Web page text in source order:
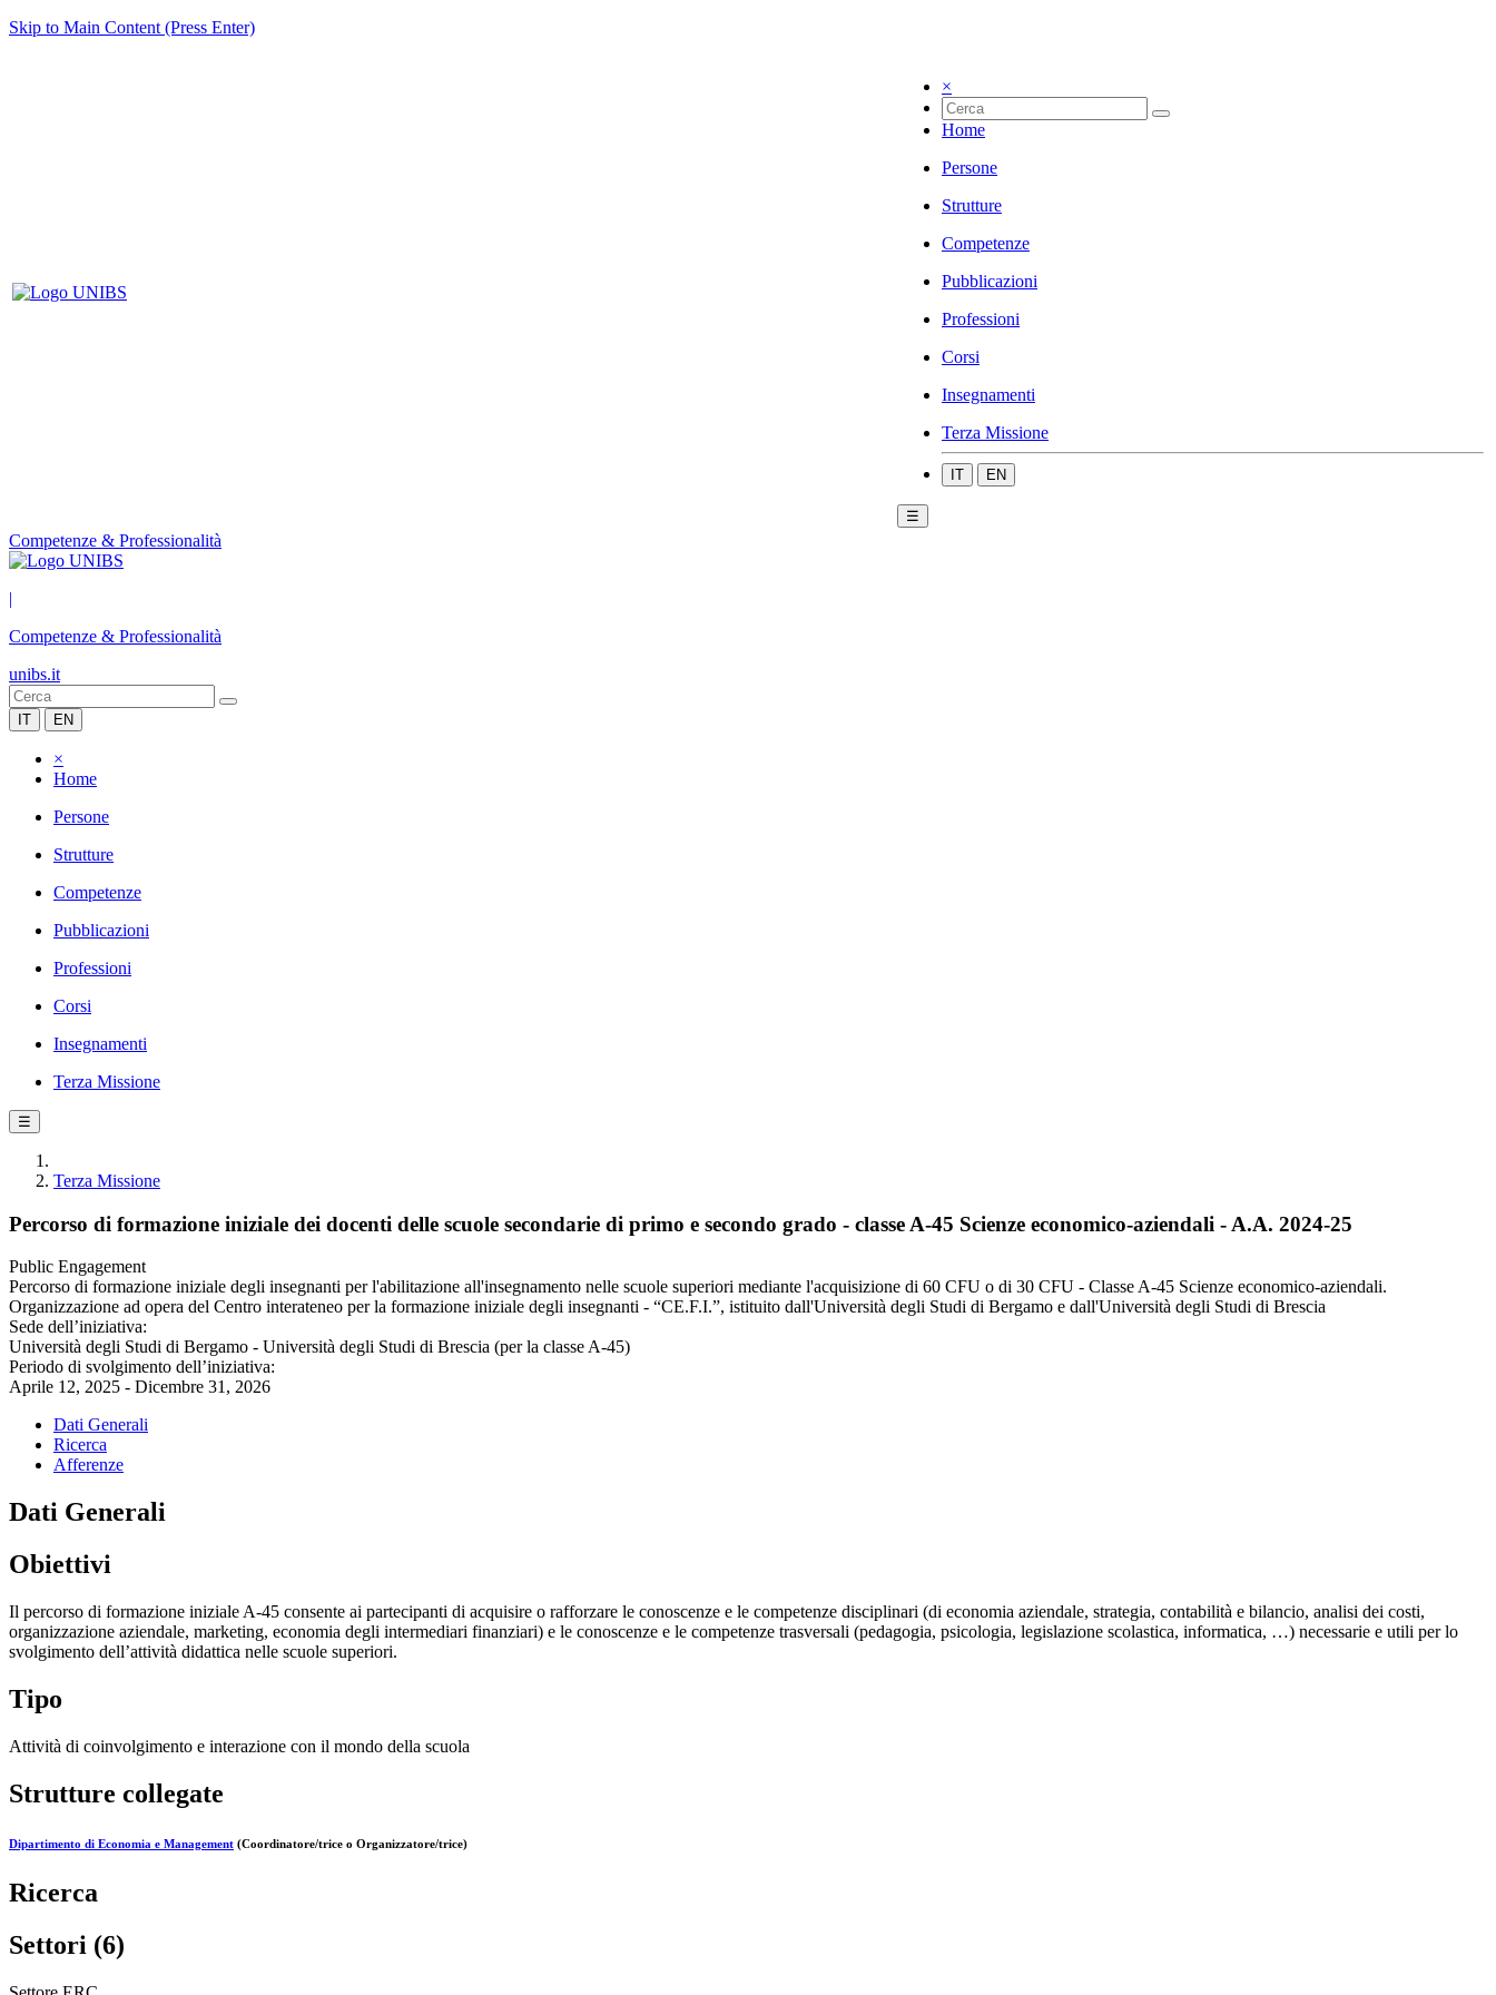
Skip to Main Content (Press Enter)
×
Home
Persone
Strutture
Competenze
Pubblicazioni
Professioni
Corsi
Insegnamenti
Terza Missione
IT EN
☰
Competenze & Professionalità
|
Competenze & Professionalità
unibs.it
IT EN
×
Home
Persone
Strutture
Competenze
Pubblicazioni
Professioni
Corsi
Insegnamenti
Terza Missione
☰
Terza Missione
Percorso di formazione iniziale dei docenti delle scuole secondarie di primo e secondo grado - classe A-45 Scienze economico-aziendali - A.A. 2024-25
Public Engagement
Percorso di formazione iniziale degli insegnanti per l'abilitazione all'insegnamento nelle scuole superiori mediante l'acquisizione di 60 CFU o di 30 CFU - Classe A-45 Scienze economico-aziendali.
Organizzazione ad opera del Centro interateneo per la formazione iniziale degli insegnanti - “CE.F.I.”, istituito dall'Università degli Studi di Bergamo e dall'Università degli Studi di Brescia
Sede dell’iniziativa:
Università degli Studi di Bergamo - Università degli Studi di Brescia (per la classe A-45)
Periodo di svolgimento dell’iniziativa:
Aprile 12, 2025 - Dicembre 31, 2026
Dati Generali
Ricerca
Afferenze
Dati Generali
Obiettivi
Il percorso di formazione iniziale A-45 consente ai partecipanti di acquisire o rafforzare le conoscenze e le competenze disciplinari (di economia aziendale, strategia, contabilità e bilancio, analisi dei costi,
organizzazione aziendale, marketing, economia degli intermediari finanziari) e le conoscenze e le competenze trasversali (pedagogia, psicologia, legislazione scolastica, informatica, …) necessarie e utili per lo
svolgimento dell’attività didattica nelle scuole superiori.
Tipo
Attività di coinvolgimento e interazione con il mondo della scuola
Strutture collegate
Dipartimento di Economia e Management (Coordinatore/trice o Organizzatore/trice)
Ricerca
Settori (6)